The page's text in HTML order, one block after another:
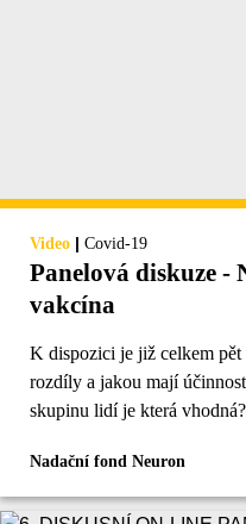
Video | Covid-19
Panelová diskuze -
vakcína
K dispozici je již celkem
rozdíly a jakou mají
skupinu lidí je která
Nadační fond Neuron